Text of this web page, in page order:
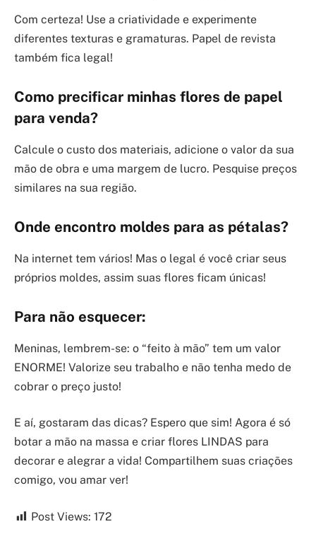
Com certeza! Use a criatividade e experimente
diferentes texturas e gramaturas. Papel de revista
também fica legal!
Como precificar minhas flores de papel
para venda?
Calcule o custo dos materiais, adicione o valor da sua
mão de obra e uma margem de lucro. Pesquise preços
similares na sua região.
Onde encontro moldes para as pétalas?
Na internet tem vários! Mas o legal é você criar seus
próprios moldes, assim suas flores ficam únicas!
Para não esquecer:
Meninas, lembrem-se: o “feito à mão” tem um valor
ENORME! Valorize seu trabalho e não tenha medo de
cobrar o preço justo!
E aí, gostaram das dicas? Espero que sim! Agora é só
botar a mão na massa e criar flores LINDAS para
decorar e alegrar a vida! Compartilhem suas criações
comigo, vou amar ver!
Post Views: 172